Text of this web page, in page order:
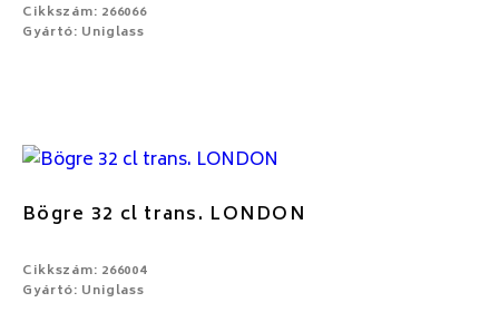
Cikkszám: 266066
Gyártó: Uniglass
Bögre 32 cl trans. LONDON
Cikkszám: 266004
Gyártó: Uniglass